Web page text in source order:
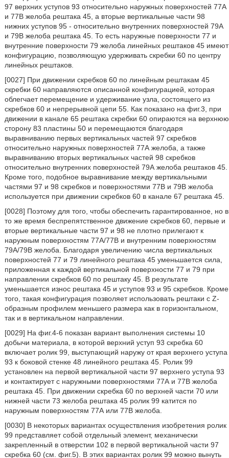
97 верхних уступов 93 относительно наружных поверхностей 77А
и 77В желоба рештака 45, а вторые вертикальные части 98
нижних уступов 95 - относительно внутренних поверхностей 79А
и 79В желоба рештака 45. То есть наружные поверхности 77 и
внутренние поверхности 79 желоба линейных рештаков 45 имеют
конфигурацию, позволяющую удерживать скребки 60 по центру
линейных рештаков.
[0027] При движении скребков 60 по линейным рештакам 45
скребки 60 направляются описанной конфигурацией, которая
облегчает перемещение и удерживание узла, состоящего из
скребков 60 и непрерывной цепи 55. Как показано на фиг.3, при
движении в канале 65 рештака скребки 60 опираются на верхнюю
сторону 83 пластины 50 и перемещаются благодаря
выравниванию первых вертикальных частей 97 скребков
относительно наружных поверхностей 77А желоба, а также
выравниванию вторых вертикальных частей 98 скребков
относительно внутренних поверхностей 79А желоба рештаков 45.
Кроме того, подобное выравнивание между вертикальными
частями 97 и 98 скребков и поверхностями 77В и 79В желоба
используется при движении скребков 60 в канале 67 рештака 45.
[0028] Поэтому для того, чтобы обеспечить гарантированное, но в
то же время беспрепятственное движение скребков 60, первые и
вторые вертикальные части 97 и 98 не плотно прилегают к
наружным поверхностям 77А/77В и внутренним поверхностям
79А/79В желоба. Благодаря увеличению числа вертикальных
поверхностей 77 и 79 линейного рештака 45 уменьшается сила,
приложенная к каждой вертикальной поверхности 77 и 79 при
направлении скребков 60 по рештаку 45. В результате
уменьшается износ рештака 45 и уступов 93 и 95 скребков. Кроме
того, такая конфигурация позволяет использовать рештаки с Z-
образным профилем меньшего размера как в горизонтальном,
так и в вертикальном направлении.
[0029] На фиг.4-6 показан вариант выполнения системы 10
добычи материала, в которой верхний уступ 93 скребка 60
включает ролик 99, выступающий наружу от края верхнего уступа
93 к боковой стенке 48 линейного рештака 45. Ролик 99
установлен на первой вертикальной части 97 верхнего уступа 93
и контактирует с наружными поверхностями 77А и 77В желоба
рештака 45. При движении скребка 60 по верхней части 70 или
нижней части 73 желоба рештака 45 ролик 99 катится по
наружным поверхностям 77А или 77В желоба.
[0030] В некоторых вариантах осуществления изобретения ролик
99 представляет собой отдельный элемент, механически
закрепленный в отверстии 102 в первой вертикальной части 97
скребка 60 (см. фиг.5). В этих вариантах ролик 99 можно вынуть